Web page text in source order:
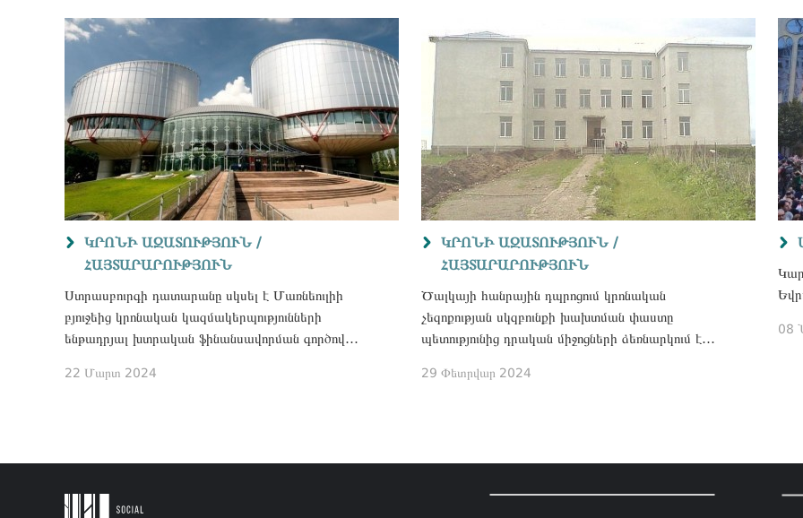
ԿՐՈՆԻ ԱԶԱՏՈՒԹՅՈՒՆ /
ՀԱՅՏԱՐԱՐՈՒԹՅՈՒՆ
Ստրասբուրգի դատարանը սկսել է Մառնեուլիի
բյուջեից կրոնական կազմակերպությունների
ենթադրյալ խտրական ֆինանսավորման գործով
22 Մարտ 2024
ԿՐՈՆԻ ԱԶԱՏՈՒԹՅՈՒՆ /
ՀԱՅՏԱՐԱՐՈՒԹՅՈՒՆ
Ծալկայի հանրային դպրոցում կրոնական
չեզոքության սկզբունքի խախտման փաստը
պետությունից դրական միջոցների ձեռնարկում է
29 Փետրվար 2024
08